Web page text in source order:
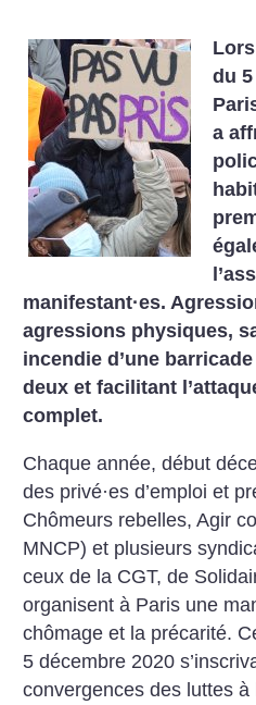
du
a
manifestant·es.
agressions physiques,
incendie d’une
deux et facilitant
complet.
Chaque année, début
des privé·es d’emploi et
Chômeurs rebelles, Agir
MNCP) et plusieurs
ceux de la CGT, de
organisent à Paris une
chômage et la précarité.
5 décembre 2020
convergences des luttes à